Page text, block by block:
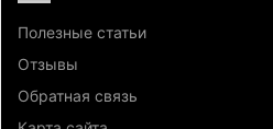
Полезные статьи
Отзывы
Обратная связь